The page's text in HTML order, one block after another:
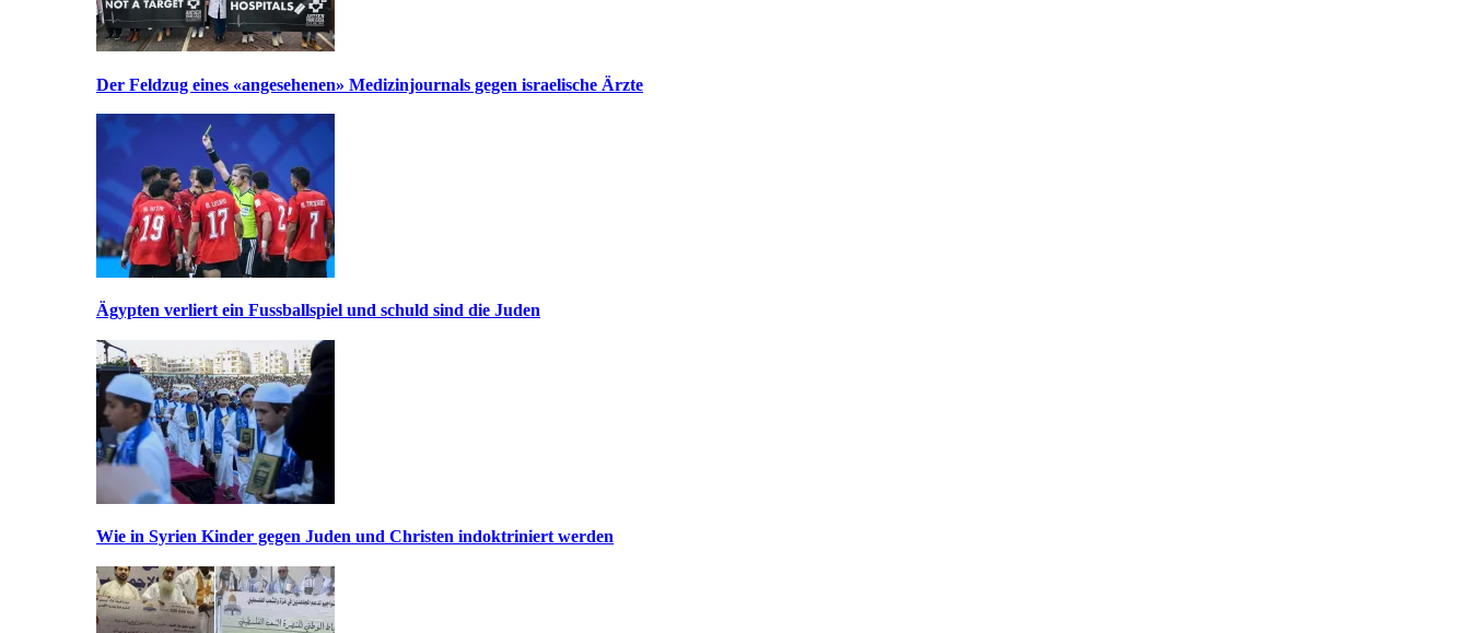
Der Feldzug eines «angesehenen» Medizinjournals gegen israelische Ärzte
Ägypten verliert ein Fussballspiel und schuld sind die Juden
Wie in Syrien Kinder gegen Juden und Christen indoktriniert werden